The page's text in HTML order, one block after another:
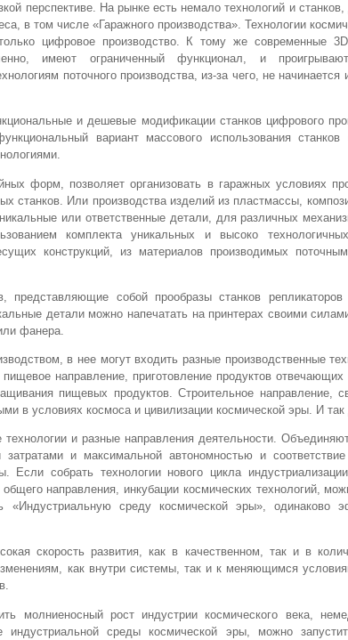
перспективе. На рынке есть немало технологий и
в том числе «Гаражного производства». Технологии
цифровое производство. К тому же современные
имеют ограниченный функционал, и
поточного производства, из-за чего, не начинается
и дешевые модификации станков цифрового
вариант массового использования станков
форм, позволяет организовать в гаражных условиях
станков. Или производства изделий из пластмассы,
или ответственные детали, для различных
комплекта уникальных и высоко
конструкций, из материалов производимых
собой прообразы станков репликаторов
детали можно напечатать на принтерах своими
фанера.
в нее могут входить разные производственные
направление, приготовление продуктов отвечающих
пищевых продуктов. Строительное направление,
в условиях космоса и цивилизации космической эры. И так
и разные направления деятельности.
и максимальной автономностью и
Если собрать технологии нового цикла
направления, инкубации космических технологий,
среду космической эры», одинаково
скорость развития, как в качественном, так и в
как внутри системы, так и к меняющимся
молниеносный рост индустрии космического века,
среды космической эры, можно